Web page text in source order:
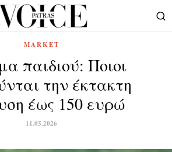
MARKET
παιδιού: Ποιοι
την έκτακτη
έως 150 ευρώ
11.05.2026